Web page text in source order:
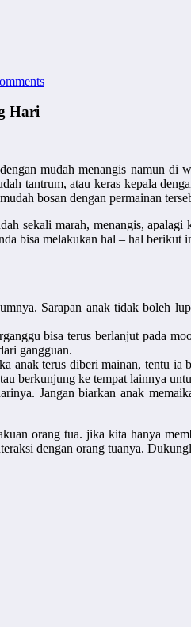
Hari
mudah menangis namun
tantrum, atau keras kepala
bosan dengan permainan
sekali marah, menangis,
bisa melakukan hal – hal berikut
Sarapan anak tidak boleh
bisa terus berlanjut pada
gangguan.
anak terus diberi mainan, tentu
berkunjung ke tempat lainnya
Jangan biarkan anak
orang tua. jika kita hanya
dengan orang tuanya.